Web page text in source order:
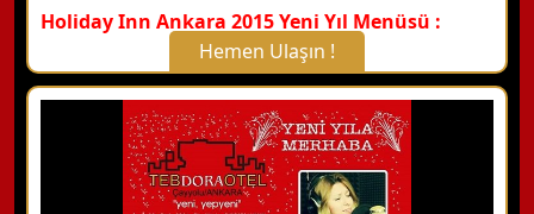
Holiday Inn Ankara 2015 Yeni Yıl Menüsü :
Hemen Ulaşın !
X Kapat
WhatsApp ile Bilgi Alın